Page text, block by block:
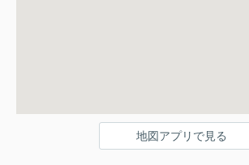
地図アプリで見る